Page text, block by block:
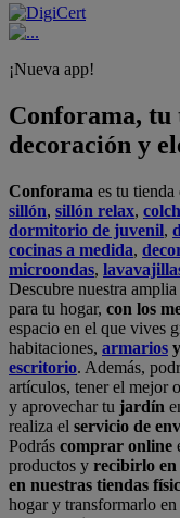
¡Nueva app!
Conforama, tu
decoración y
Conforama es tu tienda
sillón, sillón relax,
dormitorio de juvenil,
cocinas a medida,
microondas,
Descubre nuestra
para tu hogar, con los
espacio en el que vives
habitaciones, armarios y
escritorio. Además,
artículos, tener el mejor
y aprovechar tu jardín
realiza el servicio de
Podrás comprar online
productos y recibirlo
en nuestras tiendas
hogar y transformarlo